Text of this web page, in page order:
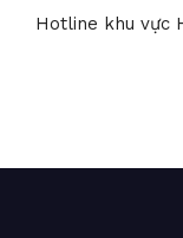
Hotline khu vực